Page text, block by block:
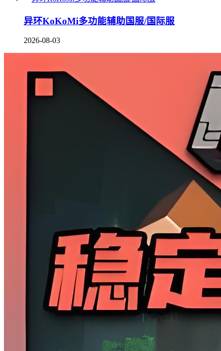
异环KoKoMi多功能辅助国服/国际服
2026-08-03